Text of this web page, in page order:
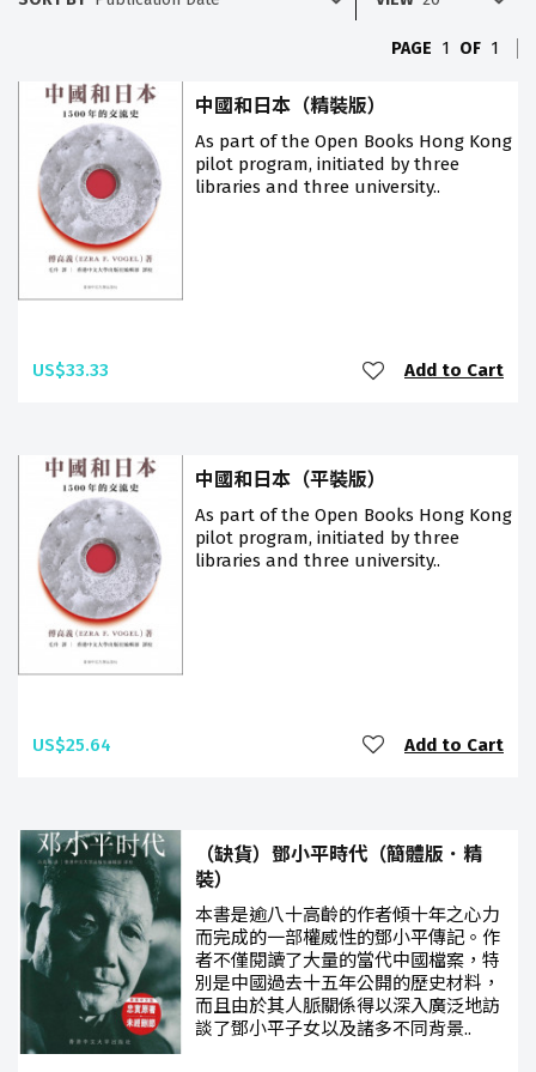
PAGE 1 OF 1
中國和日本（精裝版）
As part of the Open Books Hong Kong
pilot program, initiated by three
libraries and three university..
US$33.33 Add to Cart
中國和日本（平裝版）
As part of the Open Books Hong Kong
pilot program, initiated by three
libraries and three university..
US$25.64 Add to Cart
（缺貨）鄧小平時代（簡體版．精
裝）
本書是逾八十高齡的作者傾十年之心力
而完成的一部權威性的鄧小平傳記。作
者不僅閱讀了大量的當代中國檔案，特
別是中國過去十五年公開的歷史材料，
而且由於其人脈關係得以深入廣泛地訪
談了鄧小平子女以及諸多不同背景..